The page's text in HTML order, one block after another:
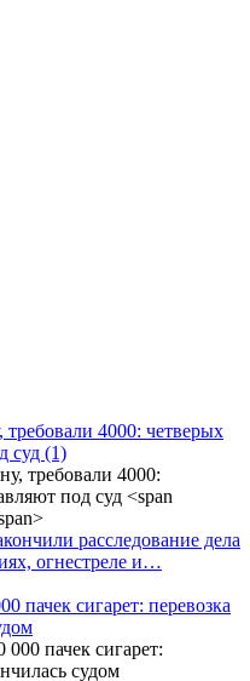
4000: четверых
суд (1)
расследование дела
огнестреле и…
пачек сигарет: перевозка